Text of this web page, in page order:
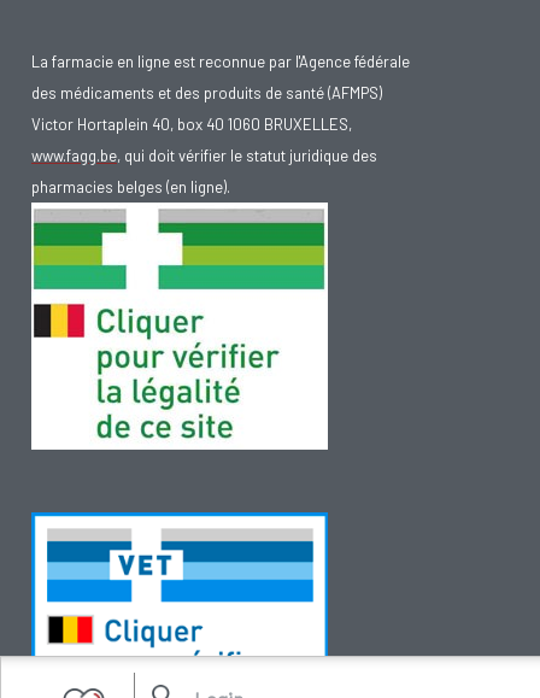
La farmacie en ligne est reconnue par l'Agence fédérale
des médicaments et des produits de santé (AFMPS)
Victor Hortaplein 40, box 40 1060 BRUXELLES,
www.fagg.be, qui doit vérifier le statut juridique des
pharmacies belges (en ligne).